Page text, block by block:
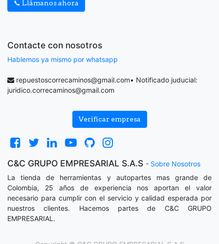
📞 Llámanos ahora
Contacte con nosotros
Hablemos ya mismo por whatsapp
repuestoscorrecaminos@gmail.com• Notificado juducial:
juridico.correcaminos@gmail.com
Verificar empresa
C&C GRUPO EMPRESARIAL S.A.S - Sobre Nosotros
La tienda de herramientas y autopartes mas grande de
Colombia, 25 años de experiencia nos aportan el valor
necesario para cumplir con el servicio y calidad esperada por
nuestros clientes. Hacemos partes de C&C GRUPO
EMPRESARIAL.